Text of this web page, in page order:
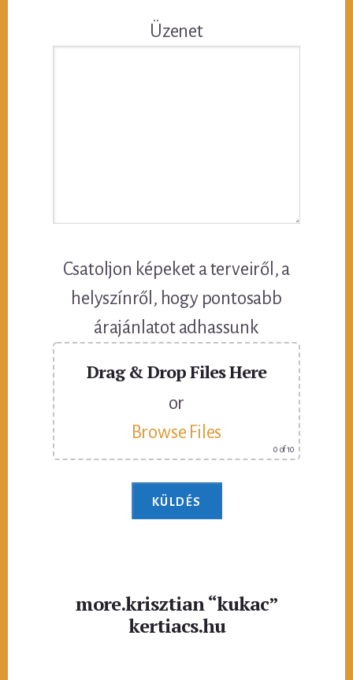
Üzenet
Csatoljon képeket a terveiről, a
helyszínről, hogy pontosabb
árajánlatot adhassunk
Drag & Drop Files Here
or
Browse Files
0 of 10
more.krisztian “kukac”
kertiacs.hu